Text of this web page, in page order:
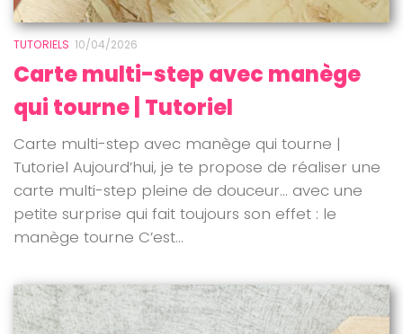
TUTORIELS 10/04/2026
Carte multi-step avec manège
qui tourne | Tutoriel
Carte multi-step avec manège qui tourne |
Tutoriel Aujourd’hui, je te propose de réaliser une
carte multi-step pleine de douceur… avec une
petite surprise qui fait toujours son effet : le
manège tourne C’est...